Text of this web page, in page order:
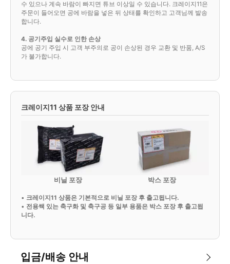
수 있으나 계속 바람이 빠지면 튜브 이상일 수 있습니다. 크레이지11은
주문이 들어오면 공에 바람을 넣은 뒤 상태를 확인하고 고객님께 발송
합니다.
4. 공기주입 실수로 인한 손상
공에 공기 주입 시 고객 부주의로 공이 손상된 경우 교환 및 반품, A/S
가 불가합니다.
크레이지11 상품 포장 안내
비닐 포장 박스 포장
• 크레이지11 상품은 기본적으로 비닐 포장 후 출고됩니다.
• 전용쌕 있는 축구화 및 축구공 등 일부 용품은 박스 포장 후 출고됩
니다.
입금/배송 안내